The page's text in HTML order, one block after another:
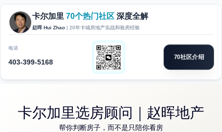
卡尔加里选房顾问｜赵晖地产
帮你判断房子，而不是只陪你看房